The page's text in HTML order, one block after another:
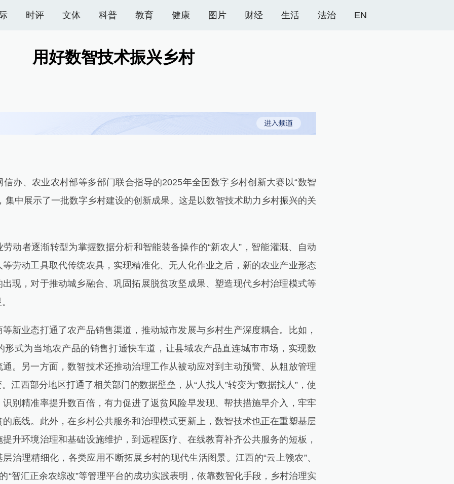
时评 文体 科普 教育 健康 图片 财经 生活 法治 EN
用好数智技术振兴乡村
、农业农村部等多部门联合指导的2025年全国数字乡村创新大赛以“数智
集中展示了一批数字乡村建设的创新成果。这是以数智技术助力乡村振兴的关
者逐渐转型为掌握数据分析和智能装备操作的“新农人”，智能灌溉、自动
劳动工具取代传统农具，实现精准化、无人化作业之后，新的农业产业形态
现，对于推动城乡融合、巩固拓展脱贫攻坚成果、塑造现代乡村治理模式等
业态打通了农产品销售渠道，推动城市发展与乡村生产深度耦合。比如，
形式为当地农产品的销售打通快车道，让县域农产品直连城市市场，实现数
。另一方面，数智技术还推动治理工作从被动应对到主动预警、从粗放管理
江西部分地区打通了相关部门的数据壁垒，从“人找人”转变为“数据找人”，使
别精准率提升数百倍，有力促进了返贫风险早发现、帮扶措施早介入，牢牢
底线。此外，在乡村公共服务和治理模式更新上，数智技术也正在重塑基层
升环境治理和基础设施维护，到远程医疗、在线教育补齐公共服务的短板，
治理精细化，各类应用不断拓展乡村的现代生活图景。江西的“云上赣农”、
“智汇正余农综改”等管理平台的成功实践表明，依靠数智化手段，乡村治理实